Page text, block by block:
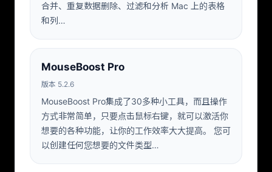
合并、重复数据删除、过滤和分析 Mac 上的表格
和列…
MouseBoost Pro
版本 5.2.6
MouseBoost Pro集成了30多种小工具，而且操作
方式非常简单，只要点击鼠标右键，就可以激活你
想要的各种功能，让你的工作效率大大提高。 您可
以创建任何您想要的文件类型…